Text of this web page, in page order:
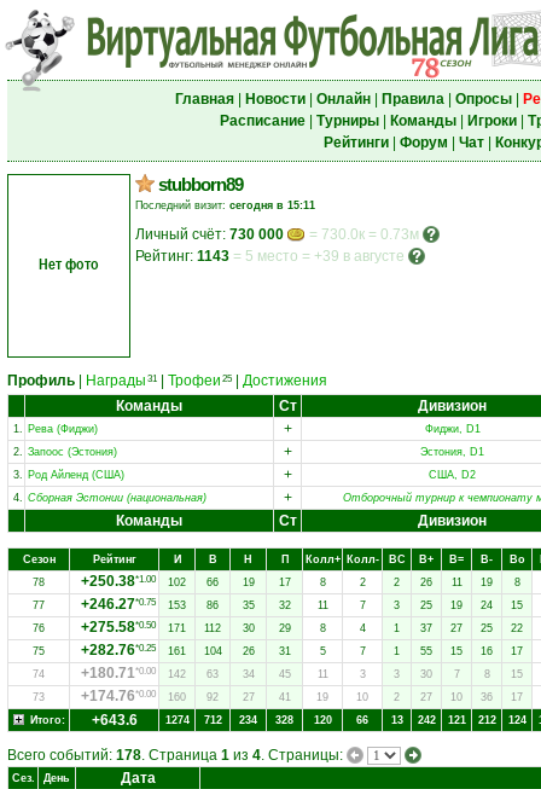
Главная| Новости| Онлайн| Правила| Опросы|
Расписание| Турниры| Команды| Игроки|
Рейтинги| Форум Чат|
Нет фото
stubborn89
Последний визит: сегодня в 15:11
Личный счёт: 730 000
= 730.0к = 0.73м
Рейтинг: 1143 = 5 место = +39 в августе
Профиль Награды 31 Трофеи 25
Достижения
Команды
Ст Дивизион
1. Рева (Фиджи) +
Фиджи, D1
2. Запоос (Эстония) +
Эстония, D1
3. Род Айленд (США) +
США, D2
4. Сборная Эстонии (национальная) + Отборочный турнир к чемпионату
Команды Ст Дивизион
Сезон Рейтинг И В Н П Колл+ Колл- ВC В+ В= В- Вo
78
+250.38*1.00 102 66 19 17 8 2 2 26 11 19
8
77
+246.27*0.75 153 86 35 32 11 7 3 25 19 24
15
76
+275.58*0.50 171 112 30 29 8 4 1 37 27 25
22
75
+282.76*0.25 161 104 26 31 5 7 1 55 15 16
17
74
+180.71*0.00 142 63 34 45 11 3 3 30 7 8
15
73
+174.76*0.00 160 92 27 41 19 10 2 27 10 36
17
Итого:
+643.6 1274 712 234 328 120 66 13 242 121 212 124
Всего событий: 178. Страница 1 из 4. Страницы:
Сез. День Дата